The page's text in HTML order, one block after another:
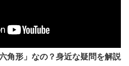
角形」なの？身近な疑問を解説